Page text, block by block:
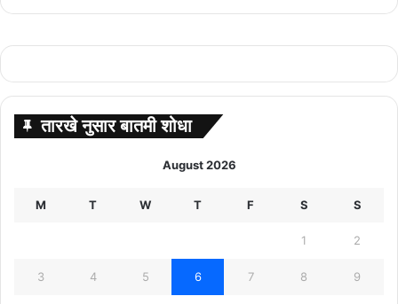
तारखे नुसार बातमी शोधा
August 2026
M T W T F S S
1 2
3 4 5 6 7 8 9